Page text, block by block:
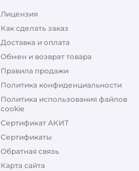
Лицензия
Как сделать заказ
Доставка и оплата
Обмен и возврат товара
Правила продажи
Политика конфиденциальности
Политика использования файлов
cookie
Сертификат АКИТ
Сертификаты
Обратная связь
Карта сайта